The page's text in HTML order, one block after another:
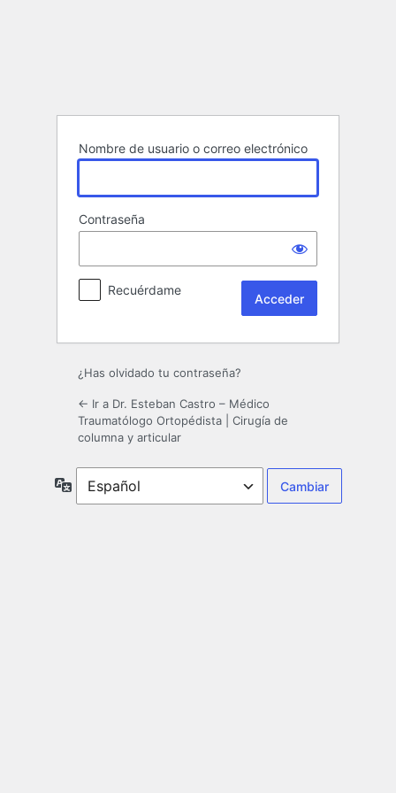
Nombre de usuario o correo electrónico
Contraseña
Recuérdame
¿Has olvidado tu contraseña?
← Ir a Dr. Esteban Castro – Médico
Traumatólogo Ortopédista | Cirugía de
columna y articular
Idioma